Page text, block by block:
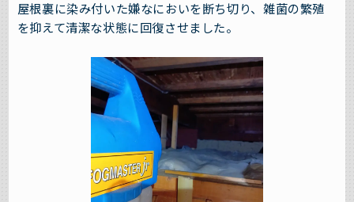
屋根裏に染み付いた嫌なにおいを断ち切り、雑菌の繁殖
を抑えて清潔な状態に回復させました。